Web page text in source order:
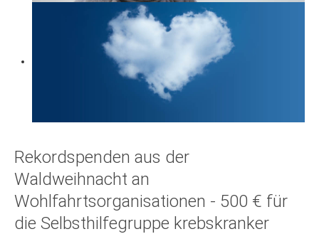
Rekordspenden aus der
Waldweihnacht an
Wohlfahrtsorganisationen - 500 € für
die Selbsthilfegruppe krebskranker